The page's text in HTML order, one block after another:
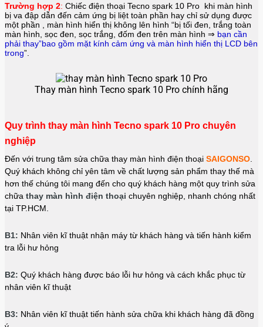
Trường hợp 2: Chiếc điện thoại Tecno spark 10 Pro khi màn hình
bị va đập dẫn đến cảm ứng bị liệt toàn phần hay chỉ sử dụng được
một phần , màn hình hiển thị không lên hình “bị tối đen, trắng toàn
màn hình, sọc đen, sọc trắng, đốm đen trên màn hình ⇒ bạn cần
phải thay”bao gồm mặt kính cảm ứng và màn hình hiển thị LCD bên
trong”.
Thay màn hình Tecno spark 10 Pro chính hãng
Quy trình thay màn hình Tecno spark 10 Pro chuyên
nghiệp
Đến với trung tâm sửa chữa thay màn hình điện thoại SAIGONSO
Quý khách không chỉ yên tâm về chất lượng sản phẩm thay thế mà
hơn thế chúng tôi mang đến cho quý khách hàng một quy trình sửa
chữa thay màn hình điện thoại chuyên nghiệp, nhanh chóng nhất
tại TP.HCM.
B1: Nhân viên kĩ thuật nhận máy từ khách hàng và tiến hành kiểm
tra lỗi hư hỏng
B2: Quý khách hàng được báo lỗi hư hỏng và cách khắc phục từ
nhân viên kĩ thuật
B3: Nhân viên kĩ thuật tiến hành sửa chữa khi khách hàng đã đồng